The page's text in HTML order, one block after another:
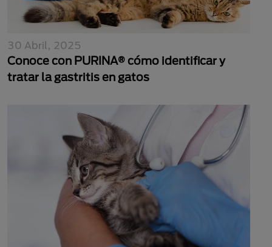
30 Abril, 2025
Conoce con PURINA® cómo identificar y
tratar la gastritis en gatos